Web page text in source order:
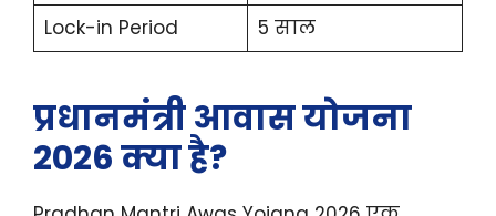
Lock-in Period
5 साल
प्रधानमंत्री आवास योजना
2026 क्या है?